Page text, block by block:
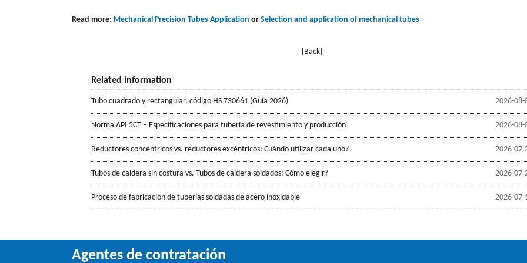
Read more: Mechanical Precision Tubes Application or Selection and application of mechanical tubes
[Back]
Related information
2026-08-
Tubo cuadrado y rectangular, código HS 730661 (Guía 2026)
2026-08-
Norma API 5CT – Especificaciones para tubería de revestimiento y producción
2026-07-
Reductores concéntricos vs. reductores excéntricos: Cuándo utilizar cada uno?
2026-07-
Tubos de caldera sin costura vs. Tubos de caldera soldados: Cómo elegir?
2026-07-
Proceso de fabricación de tuberías soldadas de acero inoxidable
Agentes de contratación